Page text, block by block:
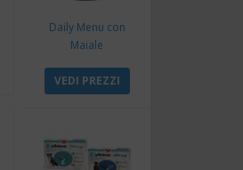
Daily Menu con
Maiale
VEDI PREZZI